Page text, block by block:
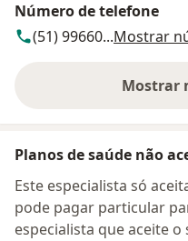
Número de telefone
(51) 99660...Mostrar
Mostrar
Planos de saúde não
Este especialista só
pode pagar particular
especialista que aceite o